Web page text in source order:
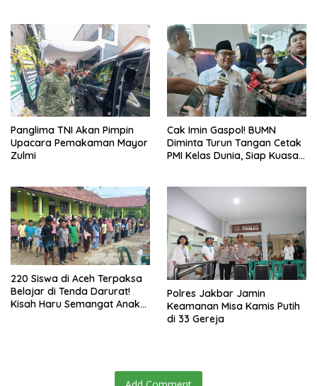
Panglima TNI Akan Pimpin
Upacara Pemakaman Mayor
Zulmi
Cak Imin Gaspol! BUMN
Diminta Turun Tangan Cetak
PMI Kelas Dunia, Siap Kuasai
220 Siswa di Aceh Terpaksa
Belajar di Tenda Darurat!
Kisah Haru Semangat Anak-
Polres Jakbar Jamin
Keamanan Misa Kamis Putih
di 33 Gereja